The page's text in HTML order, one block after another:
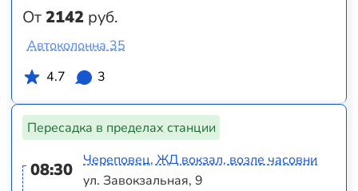
От2142 руб.
Автоколонна 35
4.7
3
Пересадка в пределах станции
08:30
Череповец, ЖД вокзал, возле часовни
ул. Завокзальная, 9